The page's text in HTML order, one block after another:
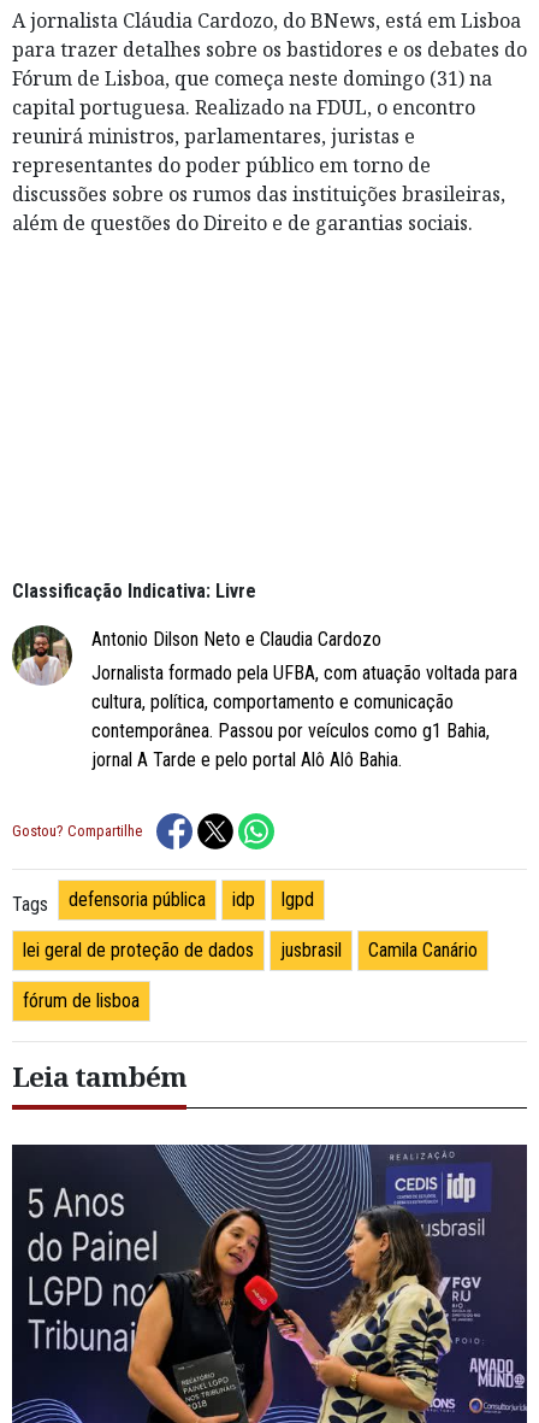
A jornalista Cláudia Cardozo, do BNews, está em Lisboa
para trazer detalhes sobre os bastidores e os debates do
Fórum de Lisboa, que começa neste domingo (31) na
capital portuguesa. Realizado na FDUL, o encontro
reunirá ministros, parlamentares, juristas e
representantes do poder público em torno de
discussões sobre os rumos das instituições brasileiras,
além de questões do Direito e de garantias sociais.
Classificação Indicativa: Livre
Antonio Dilson Neto e Claudia Cardozo
Jornalista formado pela UFBA, com atuação voltada para
cultura, política, comportamento e comunicação
contemporânea. Passou por veículos como g1 Bahia,
jornal A Tarde e pelo portal Alô Alô Bahia.
Gostou? Compartilhe
Tags defensoria pública idp lgpd
lei geral de proteção de dados jusbrasil Camila Canário
fórum de lisboa
Leia também